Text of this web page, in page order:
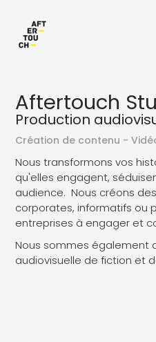
Aftertouch
Production
Création de contenu -
Nous transformons vos
qu'elles engagent,
audience. Nous créons
corporates, informatifs ou
entreprises à engager et
Nous sommes également
audiovisuelle de fiction et